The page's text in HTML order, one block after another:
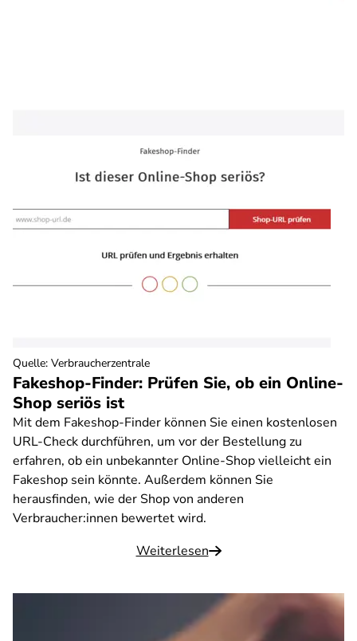
Fakeshop-Finder: Prüfen Sie, ob ein Online-
Shop seriös ist
Mit dem Fakeshop-Finder können Sie einen kostenlosen
URL-Check durchführen, um vor der Bestellung zu
erfahren, ob ein unbekannter Online-Shop vielleicht ein
Fakeshop sein könnte. Außerdem können Sie
herausfinden, wie der Shop von anderen
Verbraucher:innen bewertet wird.
Weiterlesen
Quelle: Verbraucherzentrale